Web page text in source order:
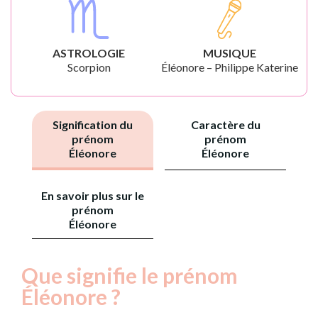
ASTROLOGIE
Scorpion
MUSIQUE
Éléonore – Philippe Katerine
Signification du
prénom
Éléonore
Caractère du
prénom
Éléonore
En savoir plus sur le
prénom
Éléonore
Que signifie le prénom
Éléonore ?